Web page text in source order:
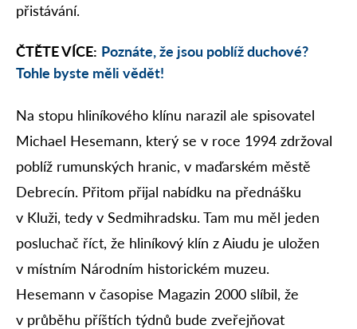
přistávání.
ČTĚTE VÍCE: Poznáte, že jsou poblíž duchové?
Tohle byste měli vědět!
Na stopu hliníkového klínu narazil ale spisovatel
Michael Hesemann, který se v roce 1994 zdržoval
poblíž rumunských hranic, v maďarském městě
Debrecín. Přitom přijal nabídku na přednášku
v Kluži, tedy v Sedmihradsku. Tam mu měl jeden
posluchač říct, že hliníkový klín z Aiudu je uložen
v místním Národním historickém muzeu.
Hesemann v časopise Magazin 2000 slíbil, že
v průběhu příštích týdnů bude zveřejňovat